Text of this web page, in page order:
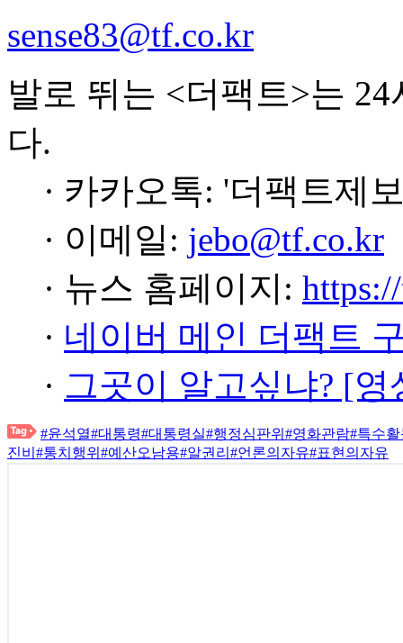
sense83@tf.co.kr
발로 뛰는 <더팩트>는
다.
· 카카오톡: '더팩트제
· 이메일: jebo@tf.co.kr
· 뉴스 홈페이지:
· 네이버 메인 더팩트
· 그곳이 알고싶냐? [
#윤석열#대통령#대통령실#행정심판위 #영화관람#특수
진비 #통치행위 #예산오남용#알권리 #언론의자유#표현의자유